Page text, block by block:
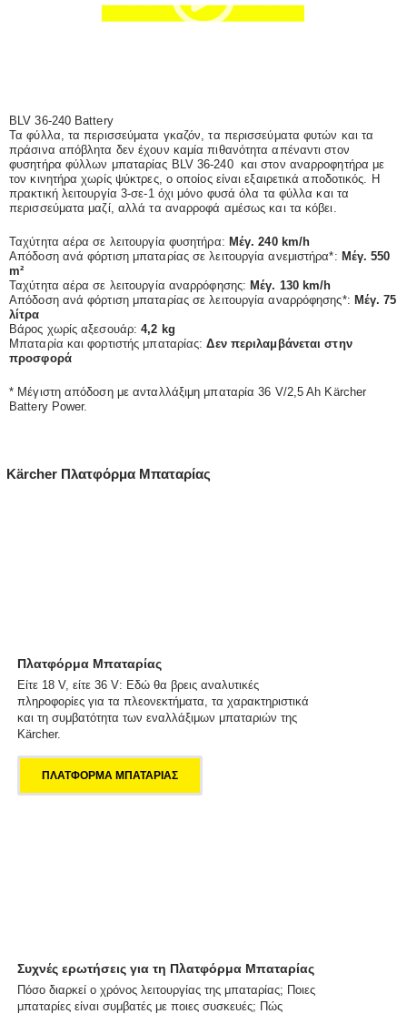
BLV 36-240 Battery
Τα φύλλα, τα περισσεύματα γκαζόν, τα περισσεύματα φυτών και τα
πράσινα απόβλητα δεν έχουν καμία πιθανότητα απέναντι στον
φυσητήρα φύλλων μπαταρίας BLV 36-240 και στον αναρροφητήρα με
τον κινητήρα χωρίς ψύκτρες, ο οποίος είναι εξαιρετικά αποδοτικός. Η
πρακτική λειτουργία 3-σε-1 όχι μόνο φυσά όλα τα φύλλα και τα
περισσεύματα μαζί, αλλά τα αναρροφά αμέσως και τα κόβει.
Ταχύτητα αέρα σε λειτουργία φυσητήρα: Μέγ. 240 km/h
Απόδοση ανά φόρτιση μπαταρίας σε λειτουργία ανεμιστήρα*: Μέγ. 550
m²
Ταχύτητα αέρα σε λειτουργία αναρρόφησης: Μέγ. 130 km/h
Απόδοση ανά φόρτιση μπαταρίας σε λειτουργία αναρρόφησης*: Μέγ. 75
λίτρα
Βάρος χωρίς αξεσουάρ:4,2 kg
Μπαταρία και φορτιστής μπαταρίας:Δεν περιλαμβάνεται στην
προσφορά
* Μέγιστη απόδοση με ανταλλάξιμη μπαταρία 36 V/2,5 Ah Kärcher
Battery Power.
Kärcher Πλατφόρμα Μπαταρίας
Πλατφόρμα Μπαταρίας
Είτε 18 V, είτε 36 V: Εδώ θα βρεις αναλυτικές
πληροφορίες για τα πλεονεκτήματα, τα χαρακτηριστικά
και τη συμβατότητα των εναλλάξιμων μπαταριών της
Kärcher.
ΠΛΑΤΦΟΡΜΑ ΜΠΑΤΑΡΙΑΣ
Συχνές ερωτήσεις για τη Πλατφόρμα Μπαταρίας
Πόσο διαρκεί ο χρόνος λειτουργίας της μπαταρίας; Ποιες
μπαταρίες είναι συμβατές με ποιες συσκευές; Πώς